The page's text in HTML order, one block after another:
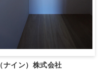
ナイン）株式会社